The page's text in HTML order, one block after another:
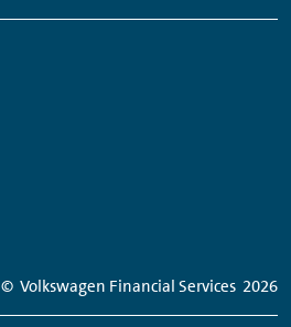
© Volkswagen Financial Services 2026